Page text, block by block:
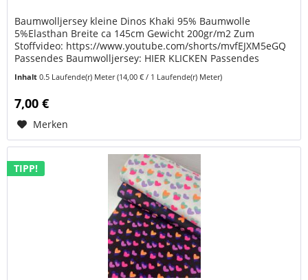
Baumwolljersey kleine Dinos Khaki 95% Baumwolle
5%Elasthan Breite ca 145cm Gewicht 200gr/m2 Zum
Stoffvideo: https://www.youtube.com/shorts/mvfEJXM5eGQ
Passendes Baumwolljersey: HIER KLICKEN Passendes
Inhalt0.5 Laufende(r) Meter(14,00 € / 1 Laufende(r) Meter)
7,00 €
Merken
TIPP!